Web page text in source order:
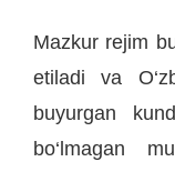
Mazkur rejim
etiladi va
buyurgan
bo‘lmagan